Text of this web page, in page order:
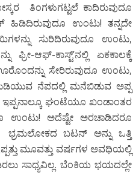
ತಿಂಗಳುಗಟ್ಟಲೆ ಕಾದಿರುವುದೂ
ಹಿಡಿದಿರುವುದೂ ಉಂಟು! ತನ್ನದೇ
ಸುರಿದಿರುವುದೂ ಉಂಟು,
ಆಫ್-ಕಾಸ್ಟ್’ನಲ್ಲಿ ಏಕಕಾಲಕ್ಕೆ
ಸೇರಿರುವುದೂ ಉಂಟು,
ನೆಪದಲ್ಲಿ ಮನೆಬಿಡುವ ಅಪ್ಪ
ಘಂಟೆಯೂ ಖಂಡಾಂತರ
ಉಂಟು! ಅದೆಷ್ಟೇ ಅರಚಾಡಿದರೂ
ಬಟನ್ ಅನ್ನು ಒತ್ತಿ
ಮೂವತ್ತು ವರ್ಷಗಳ ಅವಧಿಯಲ್ಲಿ
ಸಾಧ್ಯವಿಲ್ಲ. ಬೆಂಕಿಯ ಭಯದಲ್ಲೇ